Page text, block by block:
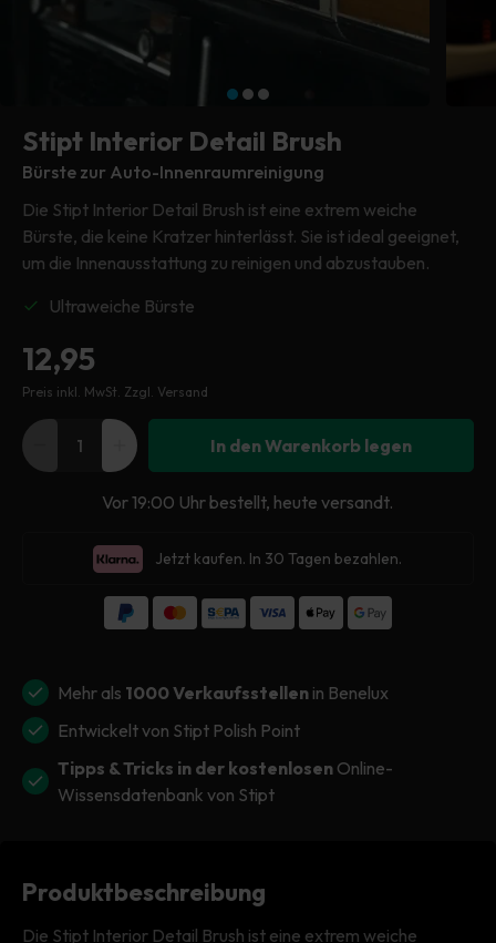
Reinigung & Wartung
Fenster & Glas
Alles im Exterieur
Putzlappen
Putzlappen
Sämtliches Zubehör
Hochdruckreiniger
Alle Maschinen
Stipt Interior Detail Brush
Bürste zur Auto-Innenraumreinigung
Die Stipt Interior Detail Brush ist eine extrem weiche
Bürste, die keine Kratzer hinterlässt. Sie ist ideal geeignet,
um die Innenausstattung zu reinigen und abzustauben.
Ultraweiche Bürste
Normaler
Preis
12,95
Preis inkl. MwSt. Zzgl. Versand
VerringereErhöhe
Menge
Stipt
Detail
In den Warenkorb legen
Vor 19:00 Uhr bestellt, heute versandt.
Jetzt kaufen. In 30 Tagen bezahlen.
Mehr als 1000 Verkaufsstellen in Benelux
Entwickelt von Stipt Polish Point
Tipps & Tricks in der kostenlosen Online-
Wissensdatenbank von Stipt
Produktbeschreibung
Die Stipt Interior Detail Brush ist eine extrem weiche